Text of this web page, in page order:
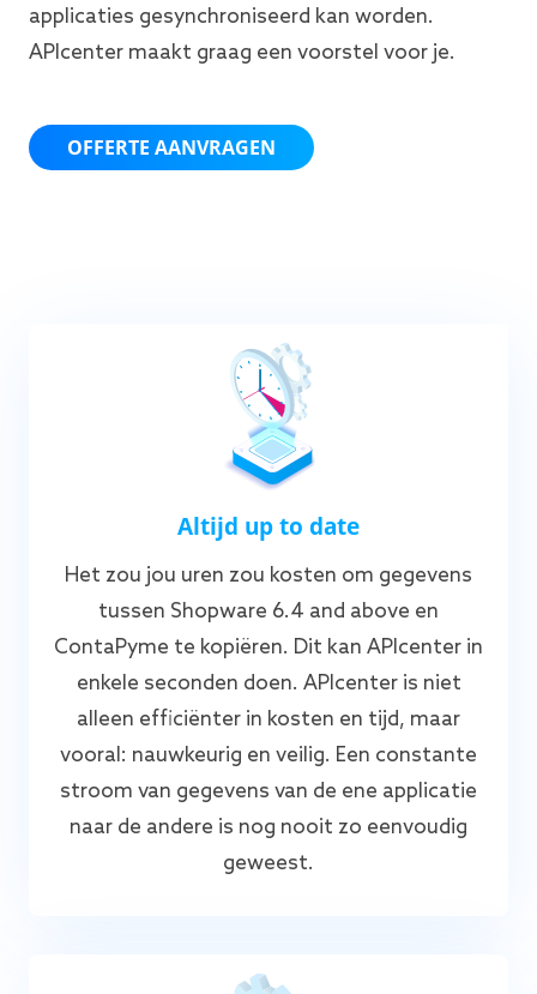
applicaties gesynchroniseerd kan worden.
APIcenter maakt graag een voorstel voor je.
OFFERTE AANVRAGEN
Altijd up to date
Het zou jou uren zou kosten om gegevens
tussen Shopware 6.4 and above en
ContaPyme te kopiëren. Dit kan APIcenter in
enkele seconden doen. APIcenter is niet
alleen efficiënter in kosten en tijd, maar
vooral: nauwkeurig en veilig. Een constante
stroom van gegevens van de ene applicatie
naar de andere is nog nooit zo eenvoudig
geweest.